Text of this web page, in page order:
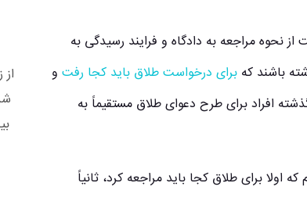
نحوه مراجعه به دادگاه و فرایند رسیدگی به
باشند که برای درخواست طلاق باید کجا رفت و
افراد برای طرح دعوای طلاق مستقیماً به
اولا برای طلاق کجا باید مراجعه کرد، ثانیاً